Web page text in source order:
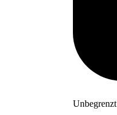
Unbegrenzt